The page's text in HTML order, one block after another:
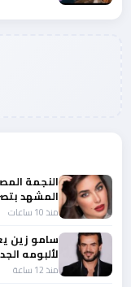
النجمة
المشهد
منذ 10 ساعات
سامو زين
لألبومه
منذ 12 ساعة